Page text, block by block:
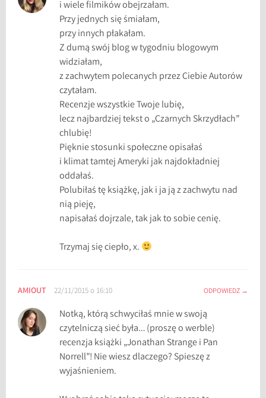
i wiele filmików obejrzałam.
Przy jednych się śmiałam,
przy innych płakałam.
Z dumą swój blog w tygodniu blogowym
widziałam,
z zachwytem polecanych przez Ciebie Autorów
czytałam.
Recenzje wszystkie Twoje lubię,
lecz najbardziej tekst o „Czarnych Skrzydłach”
chlubię!
Pięknie stosunki społeczne opisałaś
i klimat tamtej Ameryki jak najdokładniej
oddałaś.
Polubiłaś tę książkę, jak i ja ją z zachwytu nad
nią pieję,
napisałaś dojrzale, tak jak to sobie cenię.
Trzymaj się ciepło, x.
AMIOUT 22/11/2015 o 16:10 ODPOWIEDZ
Notką, którą schwyciłaś mnie w swoją
czytelniczą sieć była… (proszę o werble)
recenzja książki „Jonathan Strange i Pan
Norrell”! Nie wiesz dlaczego? Spieszę z
wyjaśnieniem.